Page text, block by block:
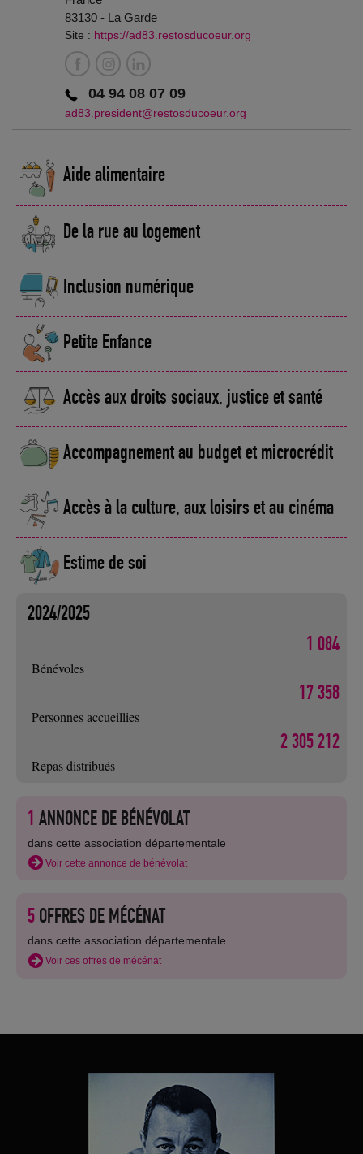
83130 - La Garde
Site : https://ad83.restosducoeur.org
04 94 08 07 09
ad83.president@restosducoeur.org
Aide alimentaire
De la rue au logement
Inclusion numérique
Petite Enfance
Accès aux droits sociaux, justice et santé
Accompagnement au budget et microcrédit
Accès à la culture, aux loisirs et au cinéma
Estime de soi
2024/2025
1 084
Bénévoles
17 358
Personnes accueillies
2 305 212
Repas distribués
1 ANNONCE DE BÉNÉVOLAT
dans cette association départementale
Voir cette annonce de bénévolat
5OFFRES DE MÉCÉNAT
dans cette association départementale
Voir ces offres de mécénat